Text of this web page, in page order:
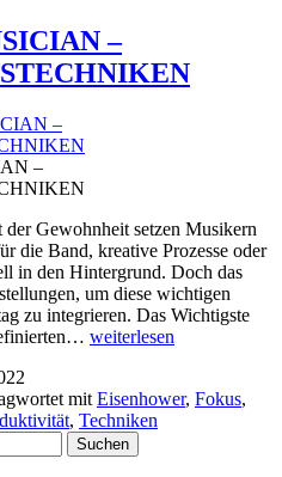
–
–
Gewohnheit setzen Musikern
die Band, kreative Prozesse oder
in den Hintergrund. Doch das
um diese wichtigen
zu integrieren. Das Wichtigste
PRODUCTIVE
weiterlesen
mit Eisenhower, Fokus,
, Techniken